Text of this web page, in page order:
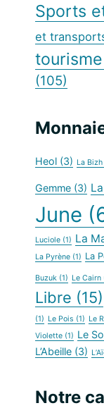
Sports
et
tourisme
(105)
Heol (3) La Bizh
Gemme (3)
June
Luciole (1) La
La Pyrène (1) La
Buzuk (1) Le Cairn
Libre (15)
(1) Le Pois (1) Le
Violette (1) Le
L’Abeille (3)
Notre